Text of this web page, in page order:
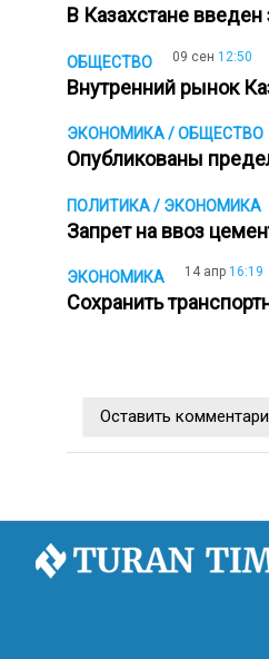
В Казахстане
ОБЩЕСТВО 09 сен 12:50
Внутренний рынок
ЭКОНОМИКА / ОБЩЕСТВО
Опубликованы
ПОЛИТИКА / ЭКОНОМИКА
Запрет на ввоз
ЭКОНОМИКА 14 апр 16:19
Сохранить
Оставить